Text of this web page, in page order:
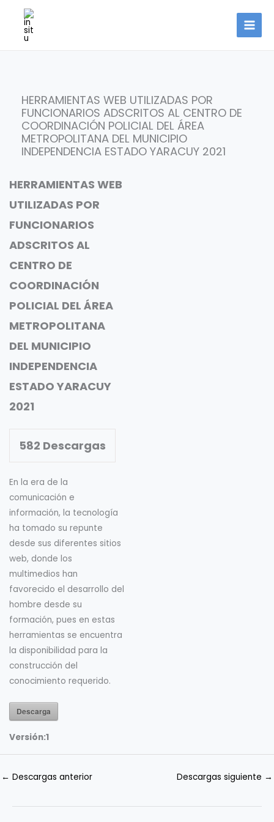
contenido
HERRAMIENTAS WEB UTILIZADAS POR
FUNCIONARIOS ADSCRITOS AL CENTRO DE
COORDINACIÓN POLICIAL DEL ÁREA
METROPOLITANA DEL MUNICIPIO
INDEPENDENCIA ESTADO YARACUY 2021
HERRAMIENTAS WEB
UTILIZADAS POR
FUNCIONARIOS
ADSCRITOS AL
CENTRO DE
COORDINACIÓN
POLICIAL DEL ÁREA
METROPOLITANA
DEL MUNICIPIO
INDEPENDENCIA
ESTADO YARACUY
2021
582 Descargas
En la era de la
comunicación e
información, la tecnología
ha tomado su repunte
desde sus diferentes sitios
web, donde los
multimedios han
favorecido el desarrollo del
hombre desde su
formación, pues en estas
herramientas se encuentra
la disponibilidad para la
construcción del
conocimiento requerido.
Descarga
Versión:1
← Descargas anterior Descargas siguiente →